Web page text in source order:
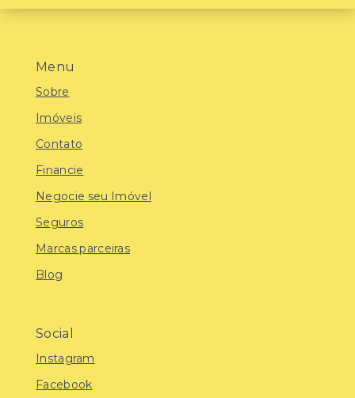
Menu
Sobre
Imóveis
Contato
Financie
Negocie seu Imóvel
Seguros
Marcas parceiras
Blog
Social
Instagram
Facebook